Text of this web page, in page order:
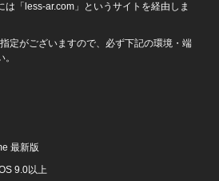
は「less-ar.com」というサイトを経由しま
定がございますので、必ず下記の環境・端
最新版
9.0以上